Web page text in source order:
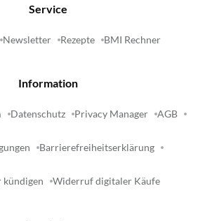
Service
Newsletter Rezepte BMI Rechner
Information
Datenschutz Privacy Manager AGB
Barrierefreiheitserklärung
kündigen Widerruf digitaler Käufe